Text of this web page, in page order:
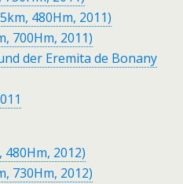
480Hm, 2011)
700Hm, 2011)
der Eremita de Bonany
2012)
730Hm, 2012)